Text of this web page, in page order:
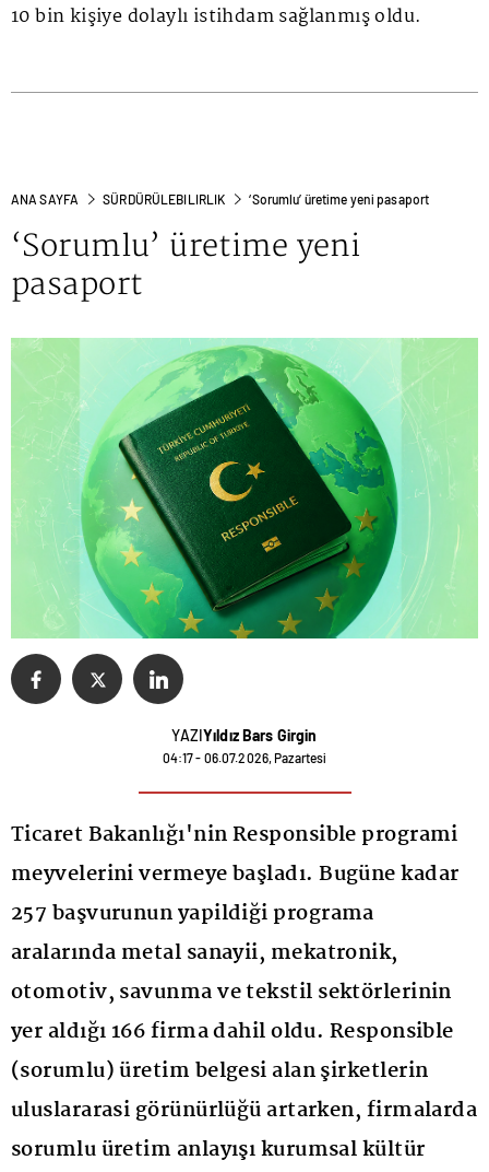
10 bin kişiye dolaylı istihdam sağlanmış oldu.
ANA SAYFA SÜRDÜRÜLEBILIRLIK ‘Sorumlu’ üretime yeni pasaport
‘Sorumlu’ üretime yeni
pasaport
YAZIYıldız Bars Girgin
04:17 - 06.07.2026, Pazartesi
Ticaret Bakanlığı'nin Responsible programi
meyvelerini vermeye başladı. Bugüne kadar
257 başvurunun yapildiği programa
aralarında metal sanayii, mekatronik,
otomotiv, savunma ve tekstil sektörlerinin
yer aldığı 166 firma dahil oldu. Responsible
(sorumlu) üretim belgesi alan şirketlerin
uluslararasi görünürlüğü artarken, firmalarda
sorumlu üretim anlayışı kurumsal kültür